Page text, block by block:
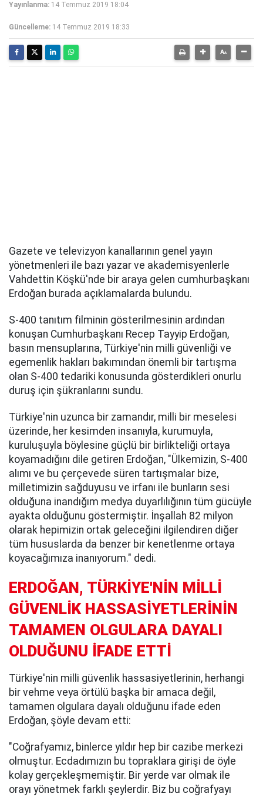
Yayınlanma: 14 Temmuz 2019 18:04
Güncelleme: 14 Temmuz 2019 18:33
Gazete ve televizyon kanallarının genel yayın
yönetmenleri ile bazı yazar ve akademisyenlerle
Vahdettin Köşkü'nde bir araya gelen cumhurbaşkanı
Erdoğan burada açıklamalarda bulundu.
S-400 tanıtım filminin gösterilmesinin ardından
konuşan Cumhurbaşkanı Recep Tayyip Erdoğan,
basın mensuplarına, Türkiye'nin milli güvenliği ve
egemenlik hakları bakımından önemli bir tartışma
olan S-400 tedariki konusunda gösterdikleri onurlu
duruş için şükranlarını sundu.
Türkiye'nin uzunca bir zamandır, milli bir meselesi
üzerinde, her kesimden insanıyla, kurumuyla,
kuruluşuyla böylesine güçlü bir birlikteliği ortaya
koyamadığını dile getiren Erdoğan, "Ülkemizin, S-400
alımı ve bu çerçevede süren tartışmalar bize,
milletimizin sağduyusu ve irfanı ile bunların sesi
olduğuna inandığım medya duyarlılığının tüm gücüyle
ayakta olduğunu göstermiştir. İnşallah 82 milyon
olarak hepimizin ortak geleceğini ilgilendiren diğer
tüm hususlarda da benzer bir kenetlenme ortaya
koyacağımıza inanıyorum." dedi.
ERDOĞAN, TÜRKİYE'NİN MİLLİ
GÜVENLİK HASSASİYETLERİNİN
TAMAMEN OLGULARA DAYALI
OLDUĞUNU İFADE ETTİ
Türkiye'nin milli güvenlik hassasiyetlerinin, herhangi
bir vehme veya örtülü başka bir amaca değil,
tamamen olgulara dayalı olduğunu ifade eden
Erdoğan, şöyle devam etti:
"Coğrafyamız, binlerce yıldır hep bir cazibe merkezi
olmuştur. Ecdadımızın bu topraklara girişi de öyle
kolay gerçekleşmemiştir. Bir yerde var olmak ile
orayı yönetmek farklı şeylerdir. Biz bu coğrafyayı